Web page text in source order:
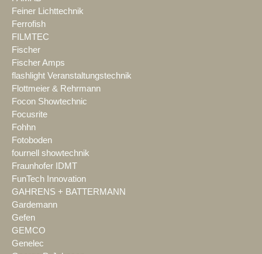
Feiner Lichttechnik
Ferrofish
FILMTEC
Fischer
Fischer Amps
flashlight Veranstaltungstechnik
Flottmeier & Rehrmann
Focon Showtechnic
Focusrite
Fohhn
Fotoboden
fournell showtechnik
Fraunhofer IDMT
FunTech Innovation
GAHRENS + BATTERMANN
Gardemann
Gefen
GEMCO
Genelec